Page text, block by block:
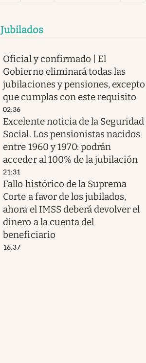
Jubilados
Oficial y confirmado | El
Gobierno eliminará todas las
jubilaciones y pensiones, excepto
que cumplas con este requisito
02:36
Excelente noticia de la Seguridad
Social. Los pensionistas nacidos
entre 1960 y 1970: podrán
acceder al 100% de la jubilación
21:31
Fallo histórico de la Suprema
Corte a favor de los jubilados,
ahora el IMSS deberá devolver el
dinero a la cuenta del
beneficiario
16:37